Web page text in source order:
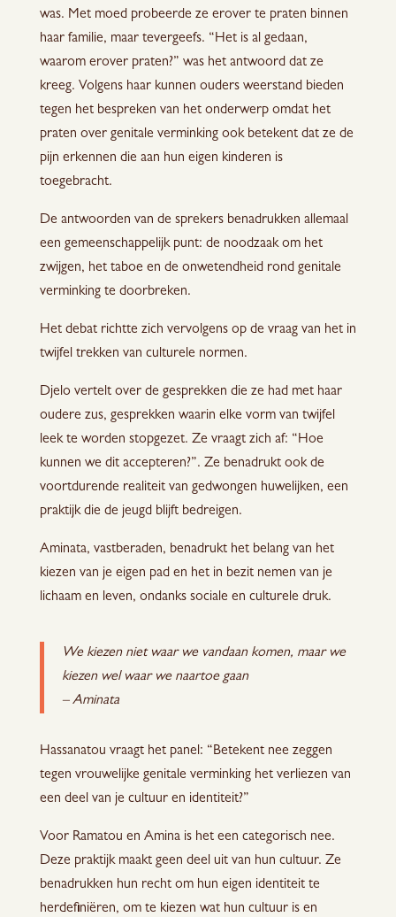
was. Met moed probeerde ze erover te praten binnen
haar familie, maar tevergeefs. “Het is al gedaan,
waarom erover praten?” was het antwoord dat ze
kreeg. Volgens haar kunnen ouders weerstand bieden
tegen het bespreken van het onderwerp omdat het
praten over genitale verminking ook betekent dat ze de
pijn erkennen die aan hun eigen kinderen is
toegebracht.
De antwoorden van de sprekers benadrukken allemaal
een gemeenschappelijk punt: de noodzaak om het
zwijgen, het taboe en de onwetendheid rond genitale
verminking te doorbreken.
Het debat richtte zich vervolgens op de vraag van het in
twijfel trekken van culturele normen.
Djelo vertelt over de gesprekken die ze had met haar
oudere zus, gesprekken waarin elke vorm van twijfel
leek te worden stopgezet. Ze vraagt zich af: “Hoe
kunnen we dit accepteren?”. Ze benadrukt ook de
voortdurende realiteit van gedwongen huwelijken, een
praktijk die de jeugd blijft bedreigen.
Aminata, vastberaden, benadrukt het belang van het
kiezen van je eigen pad en het in bezit nemen van je
lichaam en leven, ondanks sociale en culturele druk.
We kiezen niet waar we vandaan komen, maar we
kiezen wel waar we naartoe gaan
– Aminata
Hassanatou vraagt het panel: “Betekent nee zeggen
tegen vrouwelijke genitale verminking het verliezen van
een deel van je cultuur en identiteit?”
Voor Ramatou en Amina is het een categorisch nee.
Deze praktijk maakt geen deel uit van hun cultuur. Ze
benadrukken hun recht om hun eigen identiteit te
herdefiniëren, om te kiezen wat hun cultuur is en